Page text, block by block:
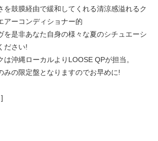
を鼓膜経由で緩和してくれる清涼感溢れるク
アーコンディショナー的
を是非あなた自身の様々な夏のシチュエーシ
ださい!
は沖縄ローカルよりLOOSE QPが担当。
みの限定盤となりますのでお早めに!